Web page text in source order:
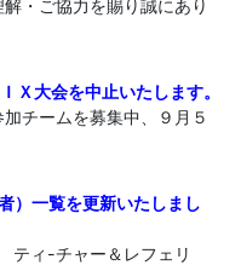
・ご協力を賜り誠にあり
Ｘ大会を中止いたします。
チームを募集中、９月５
）一覧を更新いたしまし
ィ-チャー＆レフェリ